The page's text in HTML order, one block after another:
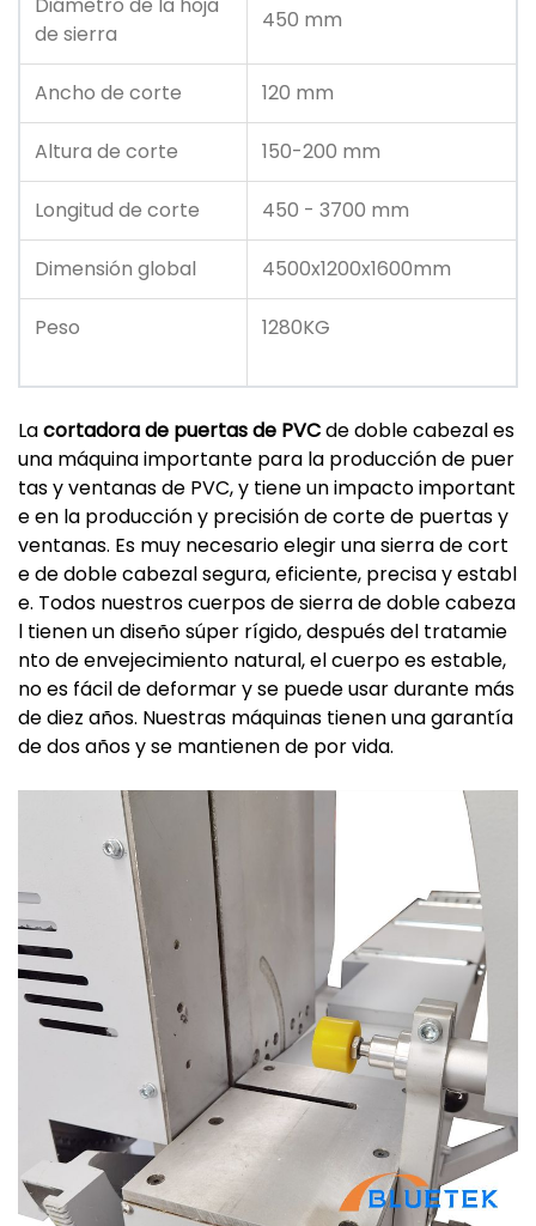
de sierra
450 mm
Ancho de corte 120 mm
Altura de corte 150-200 mm
Longitud de corte 450 - 3700 mm
Dimensión global 4500x1200x1600mm
Peso 1280KG
Lacortadora de puertas de PVCde doble cabezal es
una máquina importante para la producción de puer
tas y ventanas de PVC, y tiene un impacto important
e en la producción y precisión de corte de puertas y
ventanas. Es muy necesario elegir una sierra de cort
e de doble cabezal segura, eficiente, precisa y establ
e. Todos nuestros cuerpos de sierra de doble cabeza
l tienen un diseño súper rígido, después del tratamie
nto de envejecimiento natural, el cuerpo es estable,
no es fácil de deformar y se puede usar durante más
de diez años. Nuestras máquinas tienen una garantía
de dos años y se mantienen de por vida.